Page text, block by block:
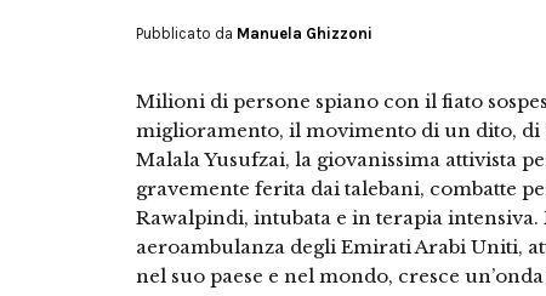
Pubblicato da Manuela Ghizzoni
Milioni di persone spiano con il fiato
miglioramento, il movimento di un dito, di
Malala Yusufzai, la giovanissima attivista
gravemente ferita dai talebani, combatte
Rawalpindi, intubata e in terapia intensiva.
aeroambulanza degli Emirati Arabi Uniti,
nel suo paese e nel mondo, cresce